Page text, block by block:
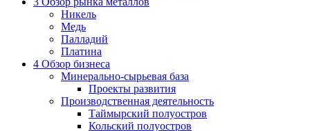
Никель
Медь
Палладий
Платина
4 Обзор бизнеса
Минерально-сырьевая база
Проекты развития
Производственная деятельность
Таймырский полуостров
Кольский полуостров